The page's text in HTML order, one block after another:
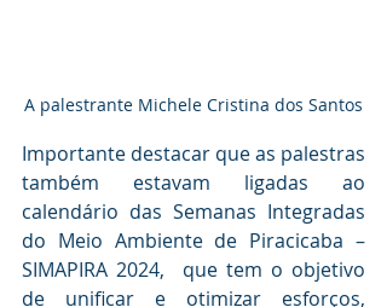
A palestrante Michele Cristina dos Santos
Importante destacar que as palestras
também estavam ligadas ao
calendário das Semanas Integradas
do Meio Ambiente de Piracicaba –
SIMAPIRA 2024,  que tem o objetivo
de unificar e otimizar esforços,